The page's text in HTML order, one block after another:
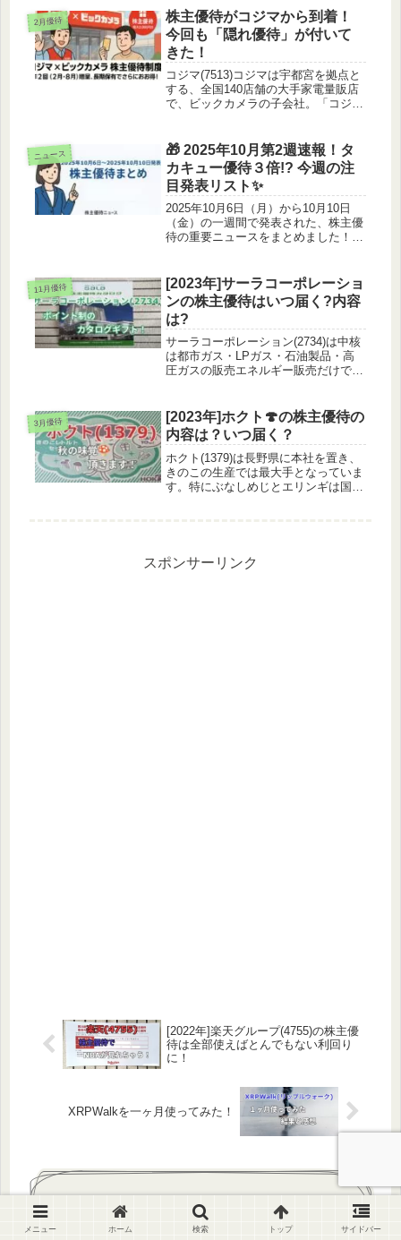
なるクーポンがもらえます。それぞれ
の取得条件や注意点をブログで徹底解
説します！
2月優待
株主優待がコジマから到着！
今回も「隠れ優待」が付いて
きた！
コジマ(7513)コジマは宇都宮を拠点と
する、全国140店舗の大手家電量販店
で、ビックカメラの子会社。「コジマ
クカメラと連携。地域密着型の店舗運
営を行い、自治体と地方創生に...
ニュース
🎁 2025年10月第2週速報！タ
カキュー優待３倍!? 今週の注
目発表リスト✨
2025年10月6日（月）から10月10日
（金）の一週間で発表された、株主優
待の重要ニュースをまとめました！🔁
額！（10/08 発表）優待種別: 自社運
営店舗で...
11月優待
[2023年]サーラコーポレーショ
ンの株主優待はいつ届く?内容
は?
サーラコーポレーション(2734)は中核
は都市ガス・LPガス・石油製品・高
圧ガスの販売エネルギー販売だけでな
市！あまり馴染みがない…株主優待の
内容サーラコーポレーションからは...
3月優待
[2023年]ホクト🍄の株主優待の
内容は？いつ届く？
ホクト(1379)は長野県に本社を置き、
きのこの生産では最大手となっていま
す。特にぶなしめじとエリンギは国内
スポンサーリンク
[2022年]楽天グループ(4755)の株主優
待は全部使えばとんでもない利回り
に！
XRPWalkを一ヶ月使ってみた！
コメント
メニュー ホーム 検索 トップ サイドバー